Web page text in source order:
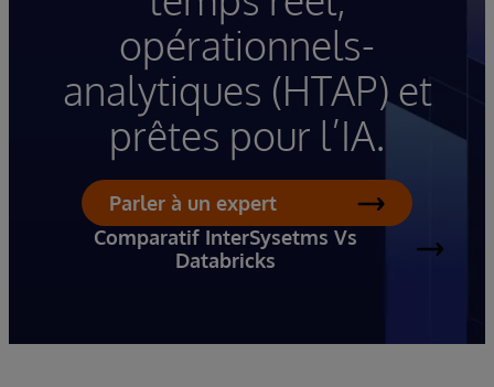
opérationnels-
analytiques (HTAP) et
prêtes pour l’IA.
Parler à un expert
Comparatif InterSysetms Vs
Databricks